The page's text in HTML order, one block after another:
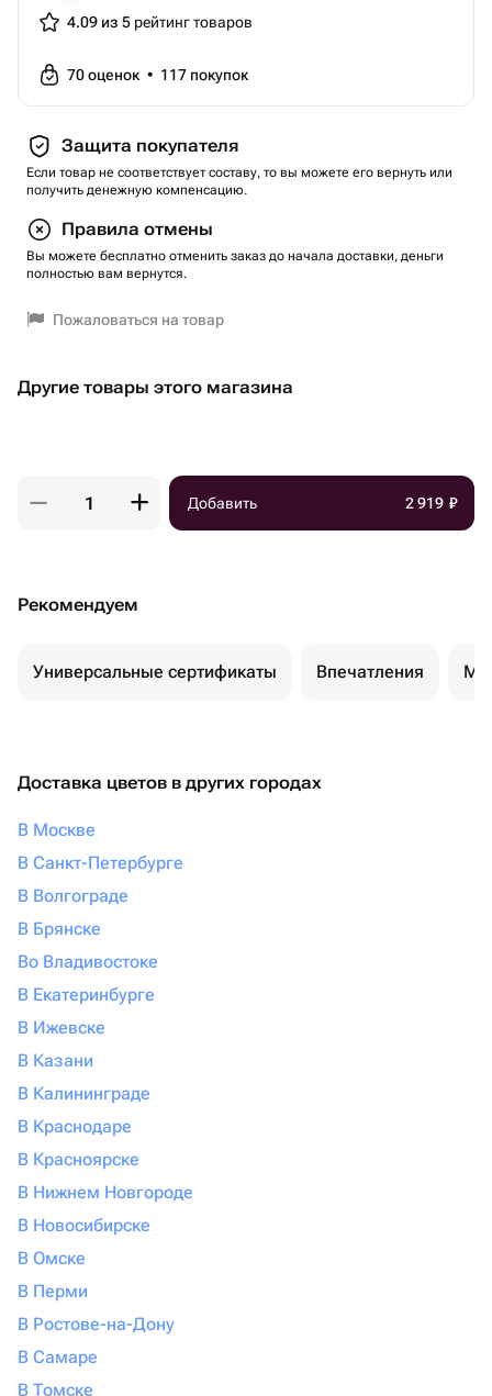
15:00.
зал, необходима предварительная запись.
Это и еще сотни развлечений на выбор вы можете
пройти по одному Универсальному сертификату
Тип сертификата: подарки-впечатления
Вид подарка-впечатления: экстрим
Тематика: с детьми
Вес: 0.1 кг..
4.09 из 5 рейтинг товаров
70оценок • 117 покупок
Защита покупателя
Если товар не соответствует составу, то вы можете его вернуть или
получить денежную компенсацию.
Правила отмены
Вы можете бесплатно отменить заказ до начала доставки, деньги
полностью вам вернутся.
Пожаловаться на товар
Другие товары этого магазина
Добавить 2 919 ₽
Рекомендуем
Универсальные сертификаты Впечатления
Доставка цветов в других городах
В Москве
В Санкт-Петербурге
В Волгограде
В Брянске
Во Владивостоке
В Екатеринбурге
В Ижевске
В Казани
В Калининграде
В Краснодаре
В Красноярске
В Нижнем Новгороде
В Новосибирске
В Омске
В Перми
В Ростове-на-Дону
В Самаре
В Томске